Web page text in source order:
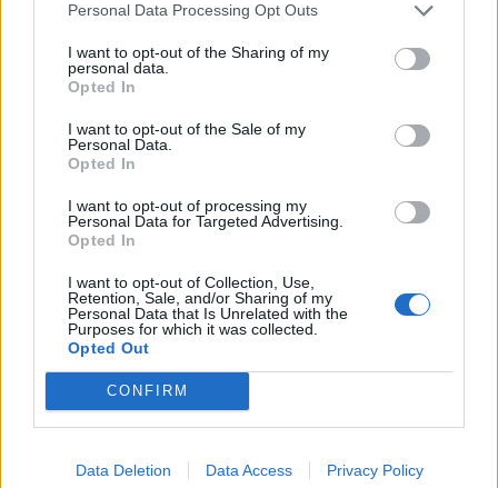
Personal Data Processing Opt Outs
I want to opt-out of the Sharing of my
personal data.
Opted In
I want to opt-out of the Sale of my
Personal Data.
Opted In
I want to opt-out of processing my
Personal Data for Targeted Advertising.
Opted In
I want to opt-out of Collection, Use,
Retention, Sale, and/or Sharing of my
Personal Data that Is Unrelated with the
Purposes for which it was collected.
Opted Out
CONFIRM
Data Deletion Data Access Privacy Policy
Com esta programação, o município pretende
afirmar-se como destino turístico, convidando
visitantes a descobrir a riqueza cultural, gastronómica
Festival dos Potes e da Gastronomia Durienses
FLiD – Festival Literário Douro
Lagarada Tradicional
Artigo anterior
Unidade de Saúde de Vidago
requalificada com investimento
de 500 mil euros
Próximo artigo
Potes e da Gastronomia Duriense